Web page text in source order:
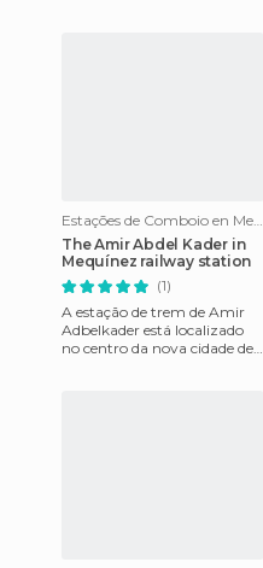
Estações de Comboio en Mequínez
The Amir Abdel Kader in
Mequínez railway station
(1)
A estação de trem de Amir
Adbelkader está localizado
no centro da nova cidade de